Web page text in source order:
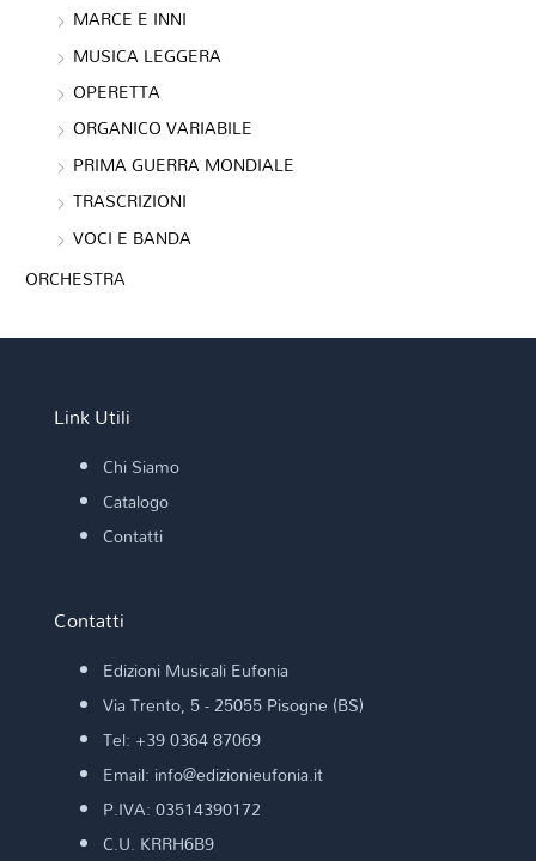
MARCE E INNI
MUSICA LEGGERA
OPERETTA
ORGANICO VARIABILE
PRIMA GUERRA MONDIALE
TRASCRIZIONI
VOCI E BANDA
ORCHESTRA
Link Utili
Chi Siamo
Catalogo
Contatti
Contatti
Edizioni Musicali Eufonia
Via Trento, 5 - 25055 Pisogne (BS)
Tel: +39 0364 87069
Email: info@edizionieufonia.it
P.IVA: 03514390172
C.U. KRRH6B9